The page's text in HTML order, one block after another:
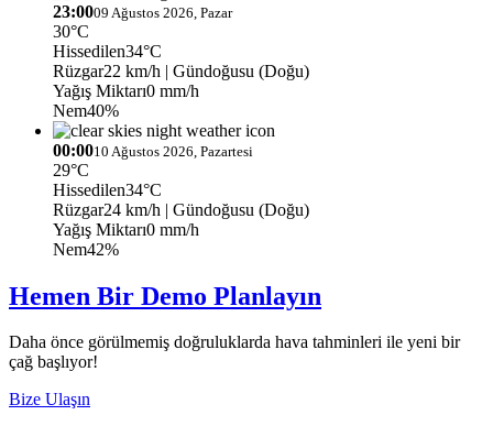
23:0009 Ağustos 2026, Pazar
30°C
Hissedilen34°C
Rüzgar22 km/h | Gündoğusu (Doğu)
Yağış Miktarı0 mm/h
Nem40%
00:0010 Ağustos 2026, Pazartesi
29°C
Hissedilen34°C
Rüzgar24 km/h | Gündoğusu (Doğu)
Yağış Miktarı0 mm/h
Nem42%
Hemen Bir Demo Planlayın
Daha önce görülmemiş doğruluklarda hava tahminleri ile yeni bir
çağ başlıyor!
Bize Ulaşın